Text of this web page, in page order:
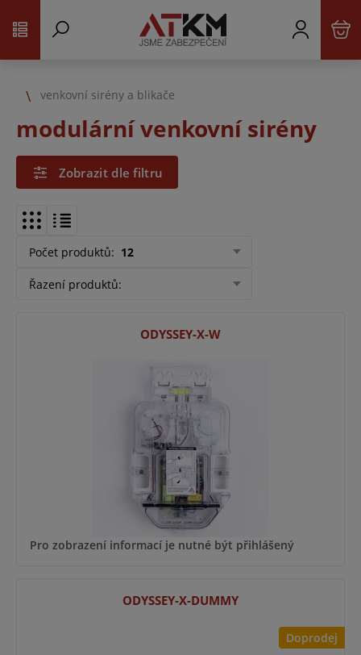
venkovní sirény a blikače
modulární venkovní sirény
Zobrazit dle filtru
Počet produktů: 12
Řazení produktů:
ODYSSEY-X-W
Pro zobrazení informací je nutné být přihlášený
Doprodej
ODYSSEY-X-DUMMY